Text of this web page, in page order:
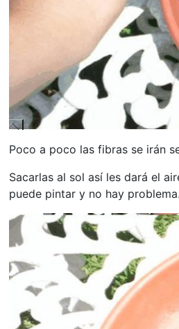
Poco a poco las fibras se irán
Sacarlas al sol así les dará el
puede pintar y no hay problema.